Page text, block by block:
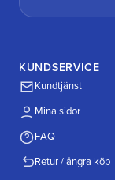
KUNDSERVICE
Kundtjänst
Mina sidor
FAQ
Retur / ångra köp